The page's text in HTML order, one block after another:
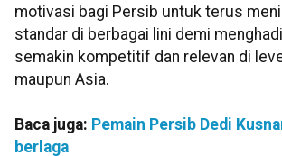
motivasi bagi Persib untuk terus
standar di berbagai lini demi
semakin kompetitif dan relevan di
maupun Asia.
Baca juga: Pemain Persib Dedi
berlaga